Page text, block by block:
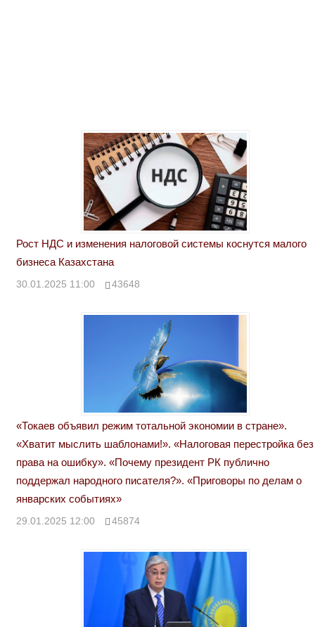
Рост НДС и изменения налоговой системы коснутся малого
бизнеса Казахстана
30.01.2025 11:00 43648
«Токаев объявил режим тотальной экономии в стране».
«Хватит мыслить шаблонами!». «Налоговая перестройка без
права на ошибку». «Почему президент РК публично
поддержал народного писателя?». «Приговоры по делам о
январских событиях»
29.01.2025 12:00 45874